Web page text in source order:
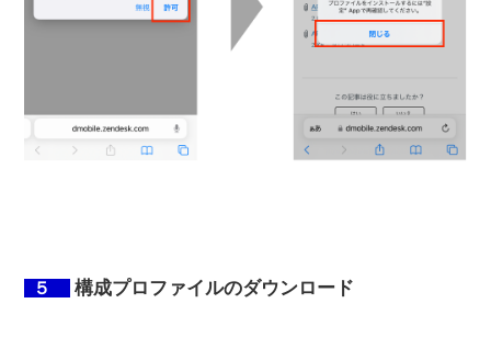
５ 構成プロファイルのダウンロード